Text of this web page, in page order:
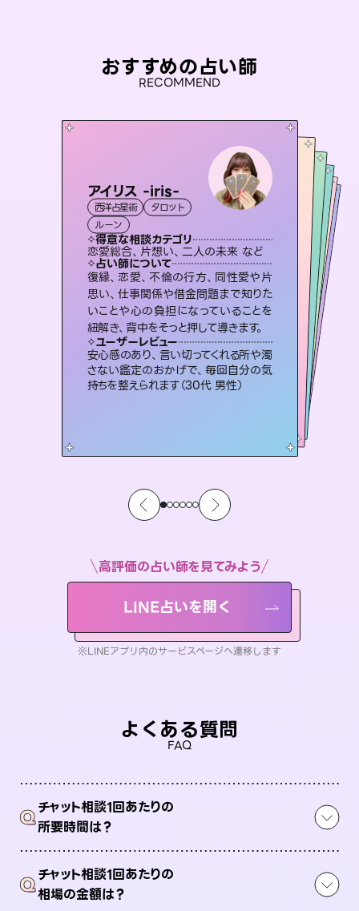
おすすめの占い師
RECOMMEND
アイリス -iris-
西洋占星術
タロット
ルーン
得意な相談カテゴリ
恋愛総合、片想い、二人の未来 など
占い師について
復縁、恋愛、不倫の行方、同性愛や片
思い、仕事関係や借金問題まで知りた
いことや心の負担になっていることを
紐解き、背中をそっと押して導きます。
ユーザーレビュー
安心感のあり、言い切ってくれる所や濁
さない鑑定のおかげで、毎回自分の気
持ちを整えられます（30代 男性）
おう 霊感オラクル
霊視・オーラ
オラクルカード
得意な相談カテゴリ
恋愛総合、あの人の気持ち など
占い師について
霊視×オラクルカードを使って「今」と
「未来」そして「気になるあの人の気持
ち」まで丁寧に読み解き、恋や人生のヒ
ントを優しく引き出します。
ユーザーレビュー
不安な気持ちが嘘みたいに晴れまし
た…！よく視えていらっしゃるんだなと
感じました（40代 女性）
セラピスト理恵
霊視・オーラ
スピリチュアル・リーディング
得意な相談カテゴリ
片想い、二人の未来、年の差 など
占い師について
連絡再開、復縁、成就などの報告実績
多数。セラピストとして2万超の施術経
験があるからこそできる鑑定で、より良
い未来をサポートします。
ユーザーレビュー
とても心温まる鑑定でした。しかもこち
らは何も言っていないのに視えていらっ
しゃるんだなと驚きです（30代女性）
彗望（ すいぼう
霊視・オーラ
スピリチュアル・リーディング
得意な相談カテゴリ
片想い、あの人の気持ち、復縁 など
占い師について
3,700年以上の歴史を持つ東洋最古の占術「易占」で詳細まで占い、幸せへ向かう道筋を示します。厳しい結果にも具体的な対策をお伝えします。
ユーザーレビュー
複雑な背景もしっかり聞いて鑑定して
いただけました。気持ちが楽になりまし
た（50代 女性）
桃源珠羽
スピリチュアル・リーディング
得意な相談カテゴリ
片想い、あの人の気持ち、復縁 など
占い師について
恋愛のお悩みの中でも特に「曖昧な関
係」の相談を得意としており、友達以上
恋人未満なお相手との今後や本音を丁
寧に読み解き恋愛成就へと導きます。
ユーザーレビュー
鑑定していただいてアドバイス通りに行
動すると仲が復活してきました。ありが
とうございました（40代 女性）
未来視師＊花
霊視・オーラ 心理学
スピリチュアル・リーディング
得意な相談カテゴリ
出逢い、片想い、復縁 など
占い師について
未来には何パターンもの選択肢があり
ます。不安で視えにくくなっているあな
たの素敵な未来を見つけ、その未来を
選択できるようアドバイスします。
ユーザーレビュー
職場の人の性質や人間関係、本心など
本当によく視えていてびっくり。対策が
打てて前向きになれます（40代）
高評価の占い師を見てみよう
LINE占いを開く
※LINEアプリ内のサービスページへ遷移します
よくある質問
FAQ
Qチャット相談1回あたりの
所要時間は？
Qチャット相談1回あたりの
相場の金額は？